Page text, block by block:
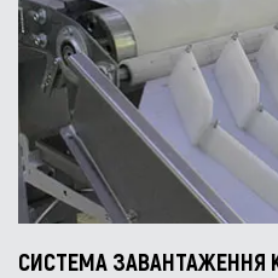
СИСТЕМА ЗАВАНТАЖЕННЯ